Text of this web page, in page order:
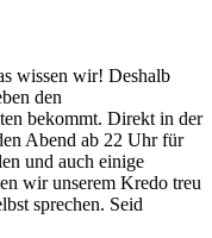
wissen wir! Deshalb
den
bekommt. Direkt in der
Abend ab 22 Uhr für
und auch einige
wir unserem Kredo treu
sprechen. Seid